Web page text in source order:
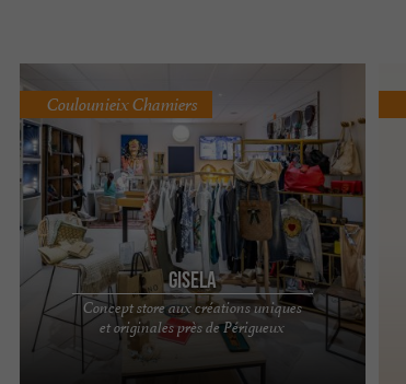
Gisela
Concept store aux créations uniques
et originales près de Périgueux
Coulounieix Chamiers
Concept Store Gisela, la boutique de la Bandeja, à
côté de Périgueux Gisela est un concept store, où